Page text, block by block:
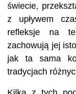
świecie,
z upływem
refleksje na
zachowują jej
jak ta sama
tradycjach